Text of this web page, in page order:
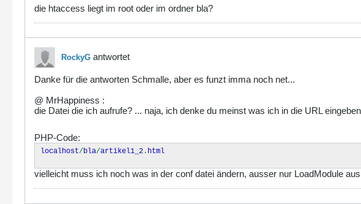
die htaccess liegt im root oder im ordner bla?
RockyG antwortet
Danke für die antworten Schmalle, aber es funzt imma noch net...
@ MrHappiness :
die Datei die ich aufrufe? ... naja, ich denke du meinst was ich in die URL
PHP-Code:
localhost/bla/artikel1_2 . html
vielleicht muss ich noch was in der conf datei ändern, ausser nur LoadModule